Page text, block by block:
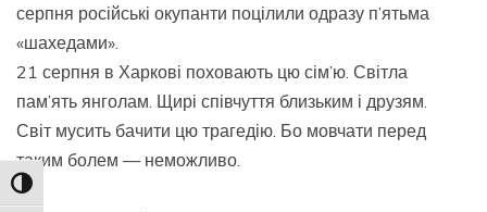
Toggle High Contrast
серпня російські окупанти поцілили одразу п’ятьма
«шахедами».
21 серпня в Харкові поховають цю сім’ю. Світла
пам’ять янголам. Щирі співчуття близьким і друзям.
Світ мусить бачити цю трагедію. Бо мовчати перед
таким болем — неможливо.